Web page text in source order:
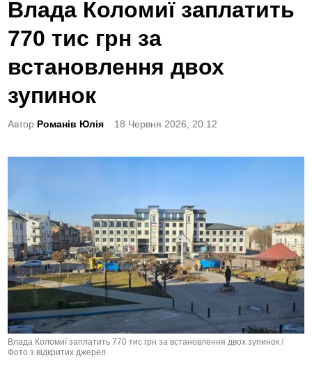
s
e
d
i
n
Влада Коломиї заплатить
770 тис грн за
встановлення двох
зупинок
Автор Романів Юлія 18 Червня 2026, 20:12
Влада Коломиї заплатить 770 тис грн за встановлення двох зупинок /
Фото з відкритих джерел